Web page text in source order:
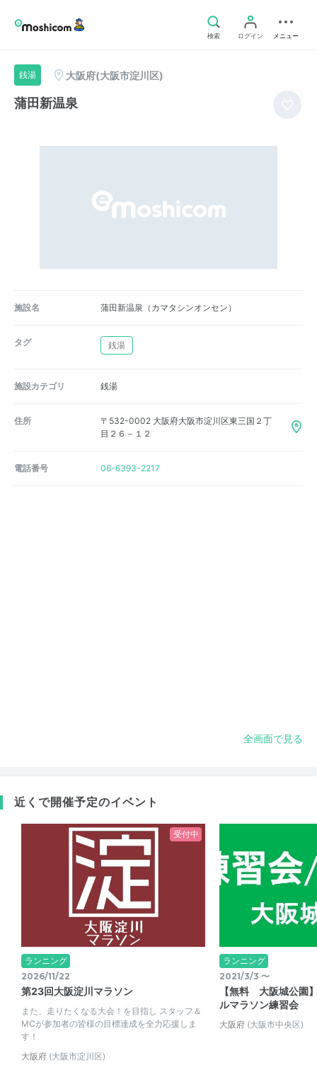
検索 ログイン メニュー
銭湯 大阪府(大阪市淀川区)
蒲田新温泉
施設名 蒲田新温泉（カマタシンオンセン）
タグ 銭湯
施設カテゴリ 銭湯
住所
〒532-0002 大阪府大阪市淀川区東三国２丁
目２６－１２
電話番号 06-6393-2217
全画面で見る
近くで開催予定のイベント
受付中
ランニング
2026/11/22
第23回大阪淀川マラソン
また、走りたくなる大会！を目指し スタッフ＆
MCが参加者の皆様の目標達成を全力応援しま
す！
大阪府 (大阪市淀川区)
ランニング
2021/3/3 〜
【無料 大阪城公園
ルマラソン練習会
大阪府 (大阪市中央区)